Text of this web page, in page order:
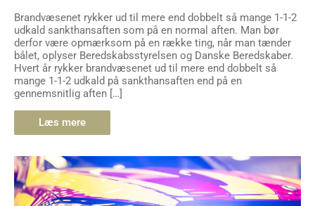
Brandvæsenet rykker ud til mere end dobbelt så mange 1-1-2
udkald sankthansaften som på en normal aften. Man bør
derfor være opmærksom på en række ting, når man tænder
bålet, oplyser Beredskabsstyrelsen og Danske Beredskaber.
Hvert år rykker brandvæsenet ud til mere end dobbelt så
mange 1-1-2 udkald på sankthansaften end på en
gennemsnitlig aften […]
Læs mere